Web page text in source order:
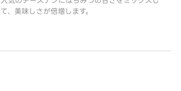
て、美味しさが倍増します。